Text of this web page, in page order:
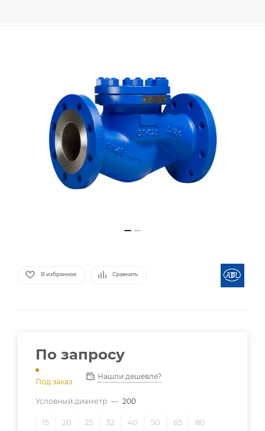
В избранное Сравнить
По запросу
Под заказ
Нашли дешевле?
Условный диаметр — 200
15 20 25 32 40 50 65
80